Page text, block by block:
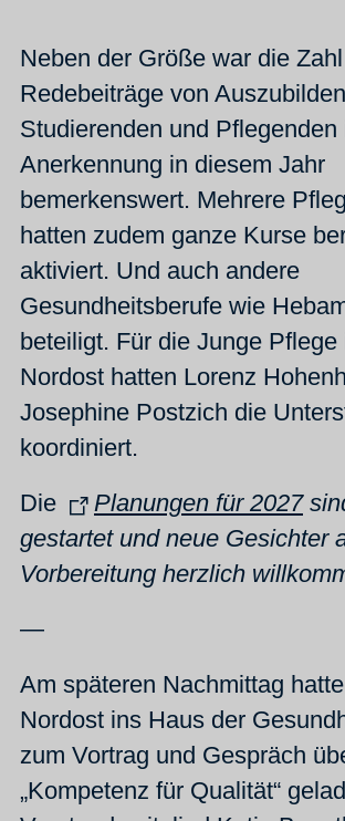
Neben der Größe war die
Redebeiträge von
Studierenden und Pflegenden
Anerkennung in diesem Jahr
bemerkenswert. Mehrere
hatten zudem ganze Kurse
aktiviert. Und auch andere
Gesundheitsberufe wie
beteiligt. Für die Junge
Nordost hatten Lorenz
Josephine Postzich die
koordiniert.
Die
Planungen für 2027
gestartet und neue Gesichter
Vorbereitung herzlich
—
Am späteren Nachmittag
Nordost ins Haus der
zum Vortrag und Gespräch
„Kompetenz für Qualität“